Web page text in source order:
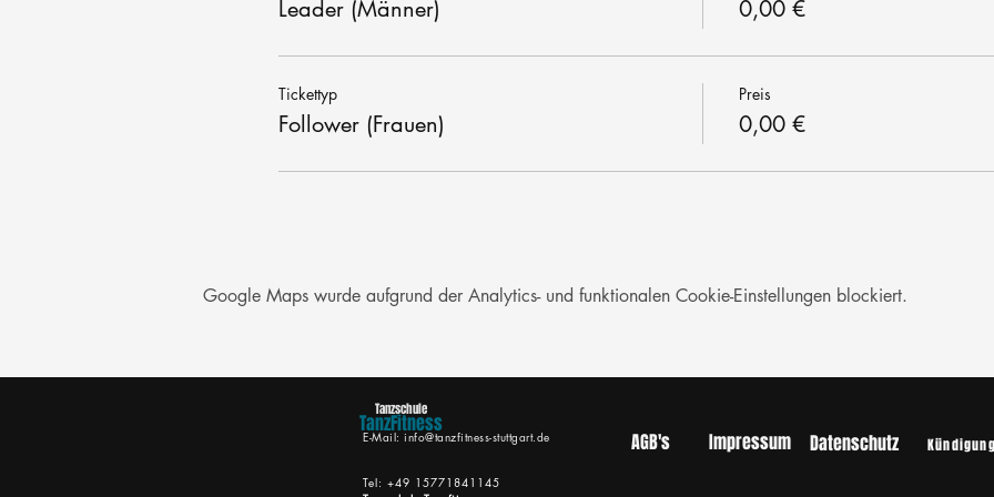
Leader (Männer) 0,00 €
Tickettyp
Follower (Frauen)
Preis
0,00 €
Google Maps wurde aufgrund der Analytics- und funktionalen Cookie-Einstellungen blockiert.
E-Mail: info@tanzfitness-stuttgart.de
Tanzschule
TanzFitness
AGB's Impressum Datenschutz Kündigung
Tel: +49 15771841145